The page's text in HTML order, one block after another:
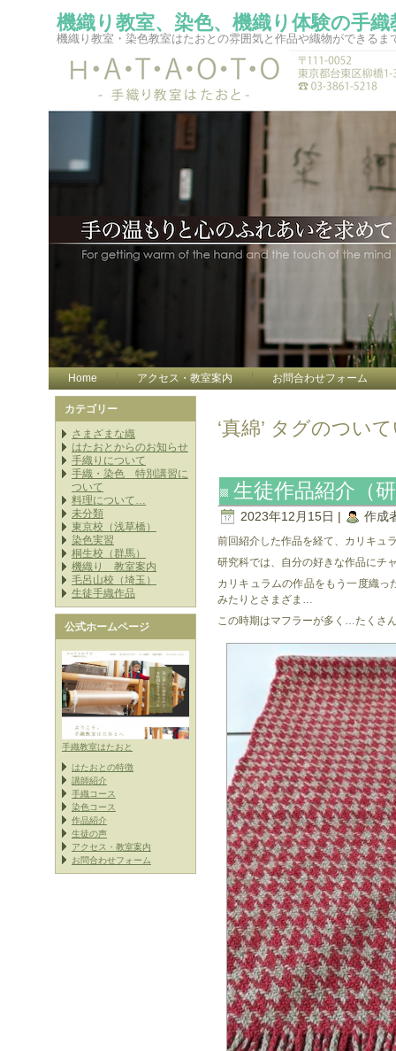
機織り教室、染色、機織り体験の手
機織り教室・染色教室はたおとの雰囲気と作品や織物ができるま
Home アクセス・教室案内 お問合わせフォーム
カテゴリー
さまざまな織
はたおとからのお知らせ
手織りについて
手織・染色 特別講習に
ついて
料理について…
未分類
東京校（浅草橋）
染色実習
桐生校（群馬）
機織り 教室案内
毛呂山校（埼玉）
生徒手織作品
公式ホームページ
手織教室はたおと
はたおとの特徴
講師紹介
手織コース
染色コース
作品紹介
生徒の声
アクセス・教室案内
お問合わせフォーム
‘真綿’ タグのつい
生徒作品紹介（
2023年12月15日 | 作成
前回紹介した作品を経て、カリキュ
研究科では、自分の好きな作品にチ
カリキュラムの作品をもう一度織
みたりとさまざま…
この時期はマフラーが多く…たくさ